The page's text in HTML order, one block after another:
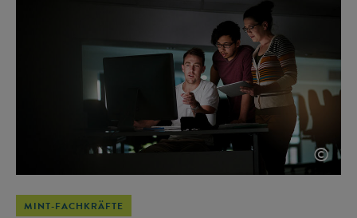
©
MINT-FACHKRÄFTE